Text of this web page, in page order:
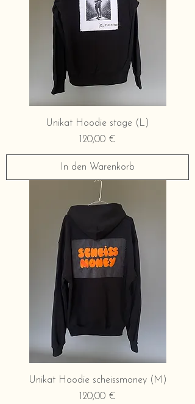
Unikat Hoodie stage (L)
Preis
120,00 €
In den Warenkorb
Unikat Hoodie scheissmoney (M)
Preis
120,00 €